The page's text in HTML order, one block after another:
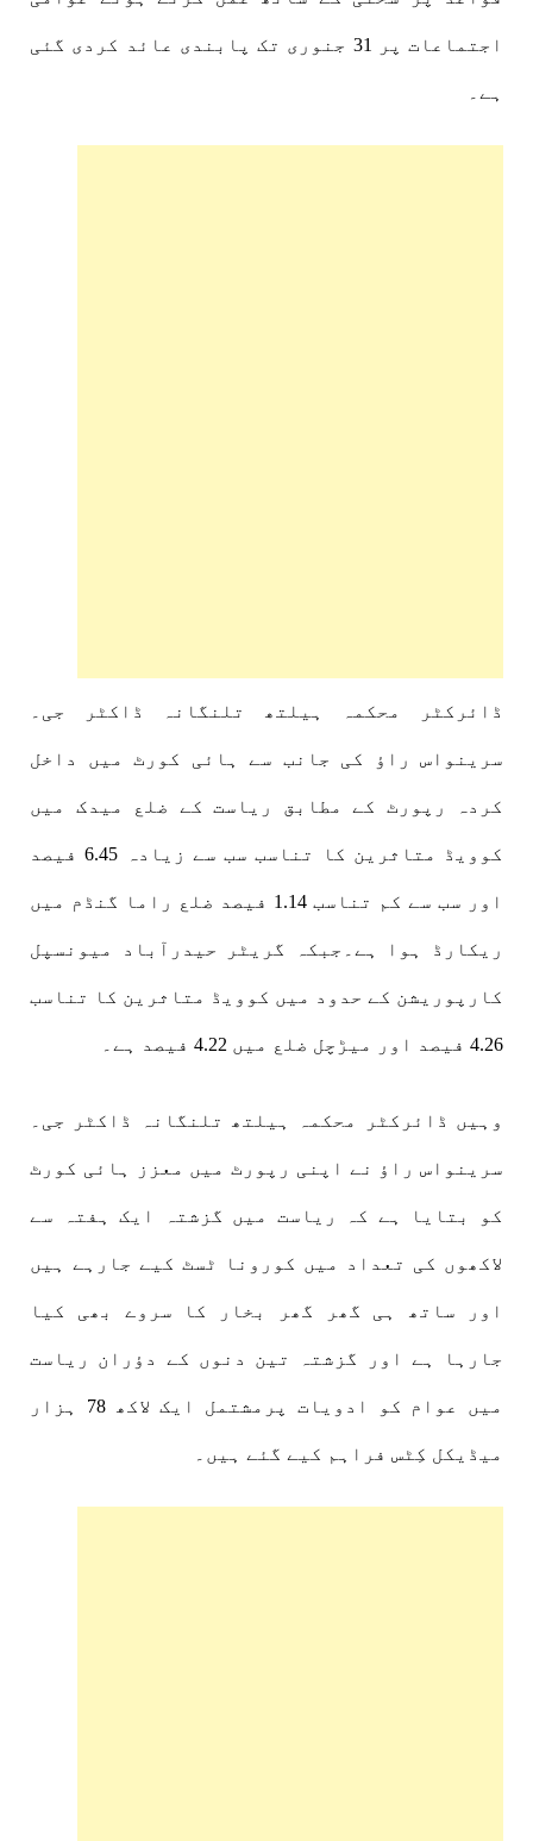
اجتماعات پر 31 جنوری تک پابندی عائد کردی گئی
ہے۔
ڈائرکٹر محکمہ ہیلتھ تلنگانہ ڈاکٹر جی۔
سرینواس راؤ کی جانب سے ہائی کورٹ میں داخل
کردہ رپورٹ کے مطابق ریاست کے ضلع میدک میں
کوویڈ متاثرین کا تناسب سب سے زیادہ 6.45 فیصد
اور سب سے کم تناسب 1.14 فیصد ضلع راما گنڈم میں
ریکارڈ ہوا ہے۔جبکہ گریٹر حیدرآباد میونسپل
کارپوریشن کے حدود میں کوویڈ متاثرین کا تناسب
4.26 فیصد اور میڑچل ضلع میں 4.22 فیصد ہے۔
وہیں ڈائرکٹر محکمہ ہیلتھ تلنگانہ ڈاکٹر جی۔
سرینواس راؤ نے اپنی رپورٹ میں معزز ہائی کورٹ
کو بتایا ہے کہ ریاست میں گزشتہ ایک ہفتہ سے
لاکھوں کی تعداد میں کورونا ٹسٹ کیے جارہے ہیں
اور ساتھ ہی گھر گھر بخار کا سروے بھی کیا
جارہا ہے اور گزشتہ تین دنوں کے دؤران ریاست
میں عوام کو ادویات پرمشتمل ایک لاکھ 78 ہزار
میڈیکل کِٹس فراہم کیے گئے ہیں۔